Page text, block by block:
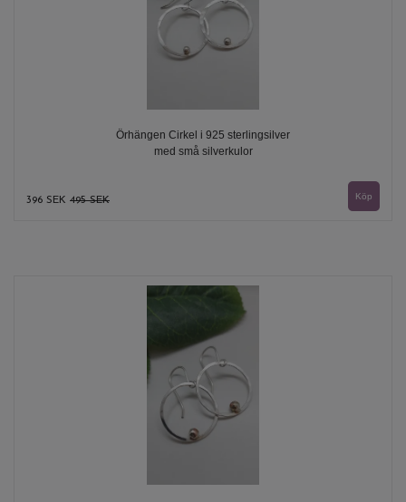
Örhängen Cirkel i 925 sterlingsilver
med små silverkulor
396 SEK 495 SEK